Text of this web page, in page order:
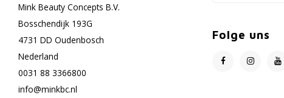
Mink Beauty Concepts B.V.
Bosschendijk 193G
4731 DD Oudenbosch
Nederland
0031 88 3366800
info@minkbc.nl
Folge uns